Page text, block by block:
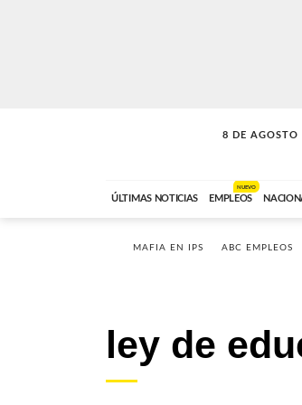
8 DE AGOSTO
CONEXIÓN
ÚLTIMAS NOTICIAS EMPLEOS
NUEVO
MAFIA EN IPS ABC EMPLEOS
ley de